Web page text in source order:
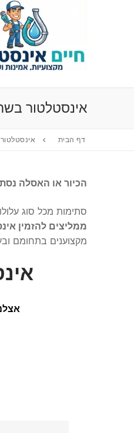
אינסטלטור
דף הבית
הכיור או האסלה
סתימות מכל סוג
ממליצים להזמין
מקצוענים בתחומם